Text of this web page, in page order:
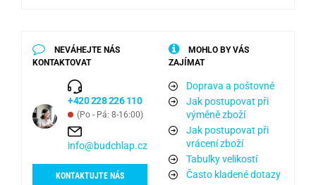
NEVÁHEJTE NÁS
KONTAKTOVAT
+420 228 226 110
(Po - Pá: 8-16:00)
info@budchlap.cz
KONTAKTUJTE NÁS
MOHLO BY VÁS
ZAJÍMAT
Doprava a poštovné
Jak postupovat při
výměně zboží
Jak postupovat při
vrácení zboží
Tabulky velikostí
Často kladené dotazy